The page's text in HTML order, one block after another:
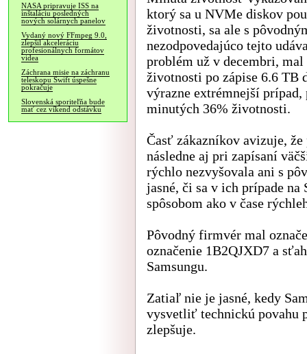
NASA pripravuje ISS na
inštaláciu posledných
nových solárnych panelov
Vydaný nový FFmpeg 9.0,
zlepšil akceleráciu
profesionálnych formátov
videa
Záchrana misie na záchranu
teleskopu Swift úspešne
pokračuje
Slovenská sporiteľňa bude
mať cez víkend odstávku
ktorý sa u NVMe diskov
životnosti, sa ale s
nezodpovedajúco tejto
problém už v decembri,
životnosti po zápise 6.6 TB
výrazne extrémnejší
minutých 36% životnosti.
Časť zákazníkov avizuje,
následne aj pri zapísaní
rýchlo nezvyšovala ani s
jasné, či sa v ich prípade
spôsobom ako v čase
Pôvodný firmvér mal
označenie 1B2QJXD7 a
Samsungu.
Zatiaľ nie je jasné, kedy
vysvetliť technickú povahu
zlepšuje.